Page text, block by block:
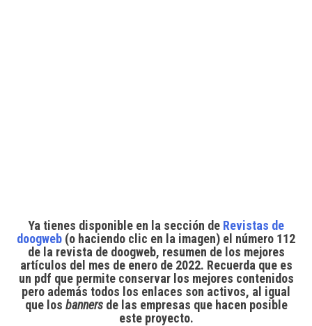
Ya tienes disponible en la sección de Revistas de
doogweb (o haciendo clic en la imagen) el número 112
de la revista de doogweb, resumen de los mejores
artículos del mes de enero de 2022. Recuerda que es
un pdf que permite conservar los mejores contenidos
pero además todos los enlaces son activos, al igual
que los banners de las empresas que hacen posible
este proyecto.